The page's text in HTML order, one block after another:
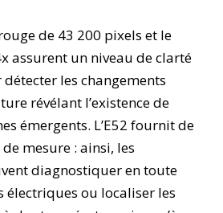
de 43 200 pixels et le
assurent un niveau de clarté
les changements
révélant l’existence de
émergents. L’E52 fournit de
mesure : ainsi, les
diagnostiquer en toute
électriques ou localiser les